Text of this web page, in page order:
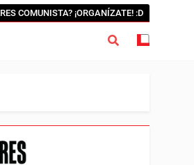
COMUNISTA? ¡ORGANÍZATE! :D